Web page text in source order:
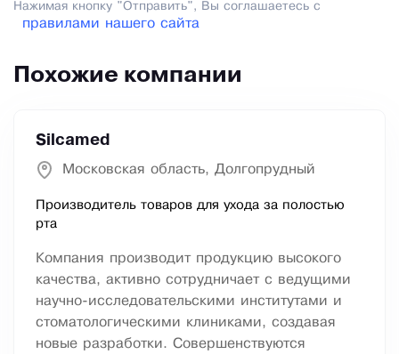
Нажимая кнопку "Отправить", Вы соглашаетесь с
правилами нашего сайта
Похожие компании
Silcamed
Московская область, Долгопрудный
Производитель товаров для ухода за полостью
рта
Компания производит продукцию высокого
качества, активно сотрудничает с ведущими
научно-исследовательскими институтами и
стоматологическими клиниками, создавая
новые разработки. Совершенствуются